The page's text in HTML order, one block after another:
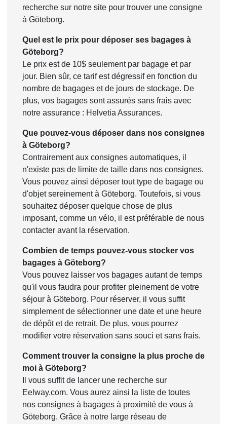
recherche sur notre site pour trouver une consigne
à Göteborg.
Quel est le prix pour déposer ses bagages à
Göteborg?
Le prix est de 10$ seulement par bagage et par
jour. Bien sûr, ce tarif est dégressif en fonction du
nombre de bagages et de jours de stockage. De
plus, vos bagages sont assurés sans frais avec
notre assurance : Helvetia Assurances.
Que pouvez-vous déposer dans nos consignes
à Göteborg?
Contrairement aux consignes automatiques, il
n'existe pas de limite de taille dans nos consignes.
Vous pouvez ainsi déposer tout type de bagage ou
d'objet sereinement à Göteborg. Toutefois, si vous
souhaitez déposer quelque chose de plus
imposant, comme un vélo, il est préférable de nous
contacter avant la réservation.
Combien de temps pouvez-vous stocker vos
bagages à Göteborg?
Vous pouvez laisser vos bagages autant de temps
qu'il vous faudra pour profiter pleinement de votre
séjour à Göteborg. Pour réserver, il vous suffit
simplement de sélectionner une date et une heure
de dépôt et de retrait. De plus, vous pourrez
modifier votre réservation sans souci et sans frais.
Comment trouver la consigne la plus proche de
moi à Göteborg?
Il vous suffit de lancer une recherche sur
Eelway.com. Vous aurez ainsi la liste de toutes
nos consignes à bagages à proximité de vous à
Göteborg. Grâce à notre large réseau de